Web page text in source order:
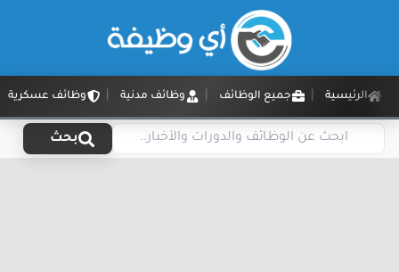
الرئيسية جميع الوظائف وظائف مدنية وظائف عسكرية
بحث